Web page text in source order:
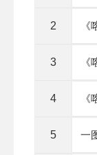
2
3
4
5 一